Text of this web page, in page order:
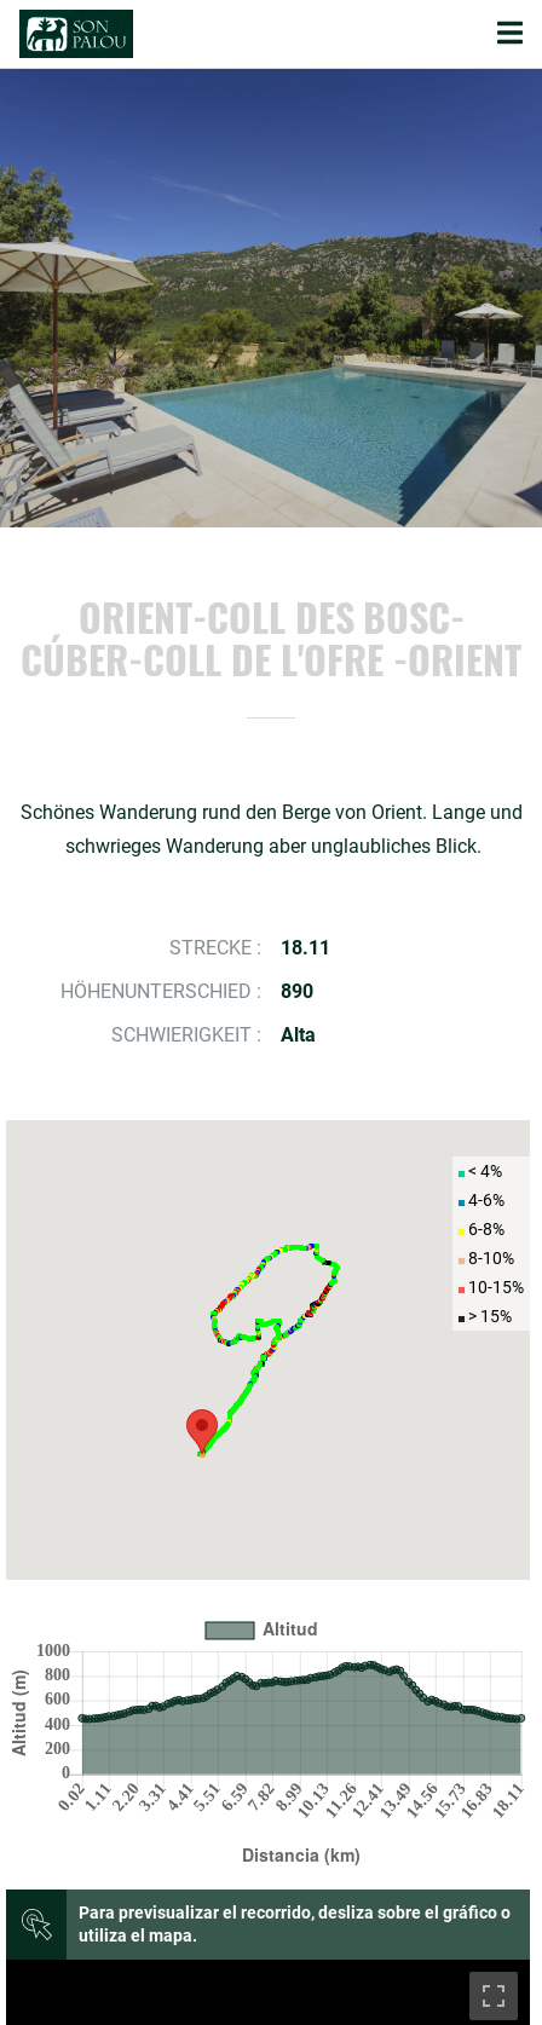
ORIENT-COLL DES BOSC-
CÚBER-COLL DE L'OFRE -ORIENT
Schönes Wanderung rund den Berge von Orient. Lange und
schwrieges Wanderung aber unglaubliches Blick.
STRECKE :
18.11
HÖHENUNTERSCHIED :
890
SCHWIERIGKEIT :
Alta
< 4%
4-6%
6-8%
8-10%
10-15%
> 15%
Para previsualizar el recorrido, desliza sobre el gráfico o
utiliza el mapa.